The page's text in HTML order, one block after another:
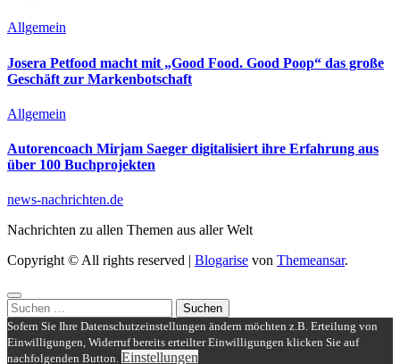
Allgemein
Josera Petfood macht mit „Good Food. Good Poop“ das große
Geschäft zur Markenbotschaft
Allgemein
Autorencoach Mirjam Saeger digitalisiert ihre Erfahrung aus
über 100 Buchprojekten
news-nachrichten.de
Nachrichten zu allen Themen aus aller Welt
Copyright © All rights reserved
Blogarise von Themeansar.
Suchen
nach:
Sofern Sie Ihre Datenschutzeinstellungen ändern möchten z.B. Erteilung von
Einwilligungen, Widerruf bereits erteilter Einwilligungen klicken Sie auf
nachfolgenden Button. Einstellungen